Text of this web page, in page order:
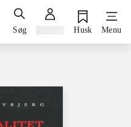
Søg Husk Menu